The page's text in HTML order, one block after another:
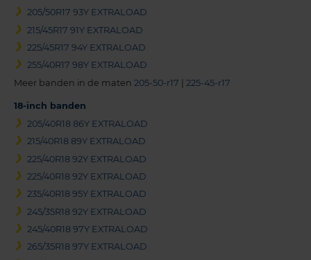
205/50R17 93Y EXTRALOAD
215/45R17 91Y EXTRALOAD
225/45R17 94Y EXTRALOAD
255/40R17 98Y EXTRALOAD
Meer banden in de maten 205-50-r17 | 225-45-r17
18-inch banden
205/40R18 86Y EXTRALOAD
215/40R18 89Y EXTRALOAD
225/40R18 92Y EXTRALOAD
225/40R18 92Y EXTRALOAD
235/40R18 95Y EXTRALOAD
245/35R18 92Y EXTRALOAD
245/40R18 97Y EXTRALOAD
265/35R18 97Y EXTRALOAD